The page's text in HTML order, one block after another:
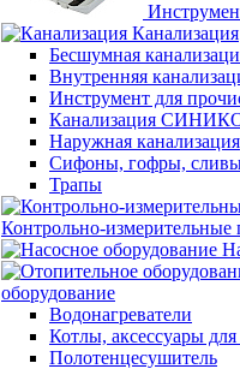
Канализация
Бесшумная
Внутренняя
Инструмент для
Канализация
Наружная канализация
Сифоны, гофры,
Трапы
Контрольно-измерительные
оборудование
Водонагреватели
Котлы, аксессуары для
Полотенцесушитель